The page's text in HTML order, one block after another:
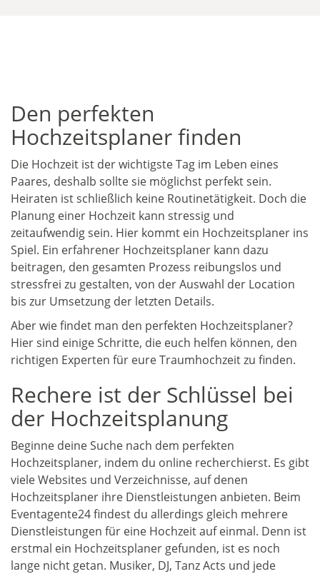
Den perfekten
Hochzeitsplaner finden
Die Hochzeit ist der wichtigste Tag im Leben eines
Paares, deshalb sollte sie möglichst perfekt sein.
Heiraten ist schließlich keine Routinetätigkeit. Doch die
Planung einer Hochzeit kann stressig und
zeitaufwendig sein. Hier kommt ein Hochzeitsplaner ins
Spiel. Ein erfahrener Hochzeitsplaner kann dazu
beitragen, den gesamten Prozess reibungslos und
stressfrei zu gestalten, von der Auswahl der Location
bis zur Umsetzung der letzten Details.
Aber wie findet man den perfekten Hochzeitsplaner?
Hier sind einige Schritte, die euch helfen können, den
richtigen Experten für eure Traumhochzeit zu finden.
Rechere ist der Schlüssel bei
der Hochzeitsplanung
Beginne deine Suche nach dem perfekten
Hochzeitsplaner, indem du online recherchierst. Es gibt
viele Websites und Verzeichnisse, auf denen
Hochzeitsplaner ihre Dienstleistungen anbieten. Beim
Eventagente24 findest du allerdings gleich mehrere
Dienstleistungen für eine Hochzeit auf einmal. Denn ist
erstmal ein Hochzeitsplaner gefunden, ist es noch
lange nicht getan. Musiker, DJ, Tanz Acts und jede